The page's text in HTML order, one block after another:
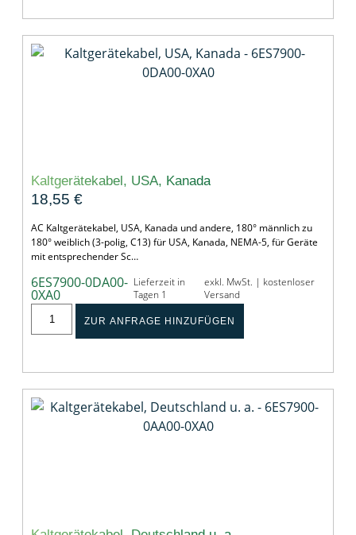
Kaltgerätekabel, USA, Kanada
18,55 €
AC Kaltgerätekabel, USA, Kanada und andere, 180° männlich zu
180° weiblich (3-polig, C13) für USA, Kanada, NEMA-5, für Geräte
mit entsprechender Sc…
6ES7900-0DA00-
0XA0
Lieferzeit in
Tagen 1
exkl. MwSt. | kostenloser
Versand
ZUR ANFRAGE HINZUFÜGEN